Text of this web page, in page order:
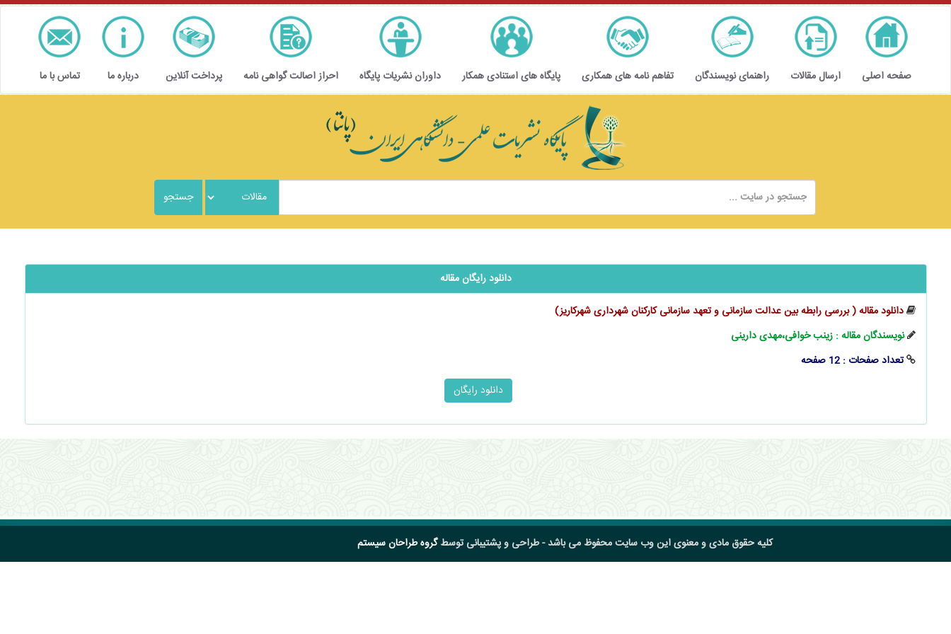
صفحه اصلی ارسال مقالات راهنمای نویسندگان تفاهم نامه های همکاری پایگاه های استنادی همکار داوران نشریات پایگاه احراز اصالت گواهی نامه پرداخت آنلاین درباره ما تماس با ما
دانلود رایگان مقاله
دانلود مقاله ( بررسی رابطه بین عدالت سازمانی و تعهد سازمانی کارکنان شهرداری شهرکاریز)
نویسندگان مقاله : زینب خوافی،مهدی دارینی
تعداد صفحات : 12 صفحه
کلیه حقوق مادی و معنوی این وب سایت محفوظ می باشد - طراحی و پشتیبانی توسطگروه طراحان سیستم